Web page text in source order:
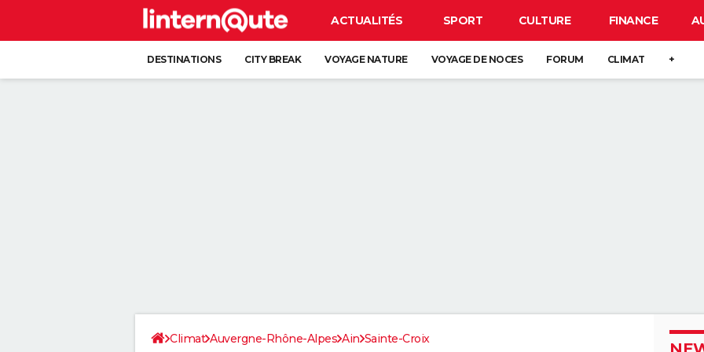
ACTUALITÉS SPORT CULTURE FINANCE
DESTINATIONS CITY BREAK VOYAGE NATURE VOYAGE DE NOCES FORUM CLIMAT +
Climat Auvergne-Rhône-Alpes Ain Sainte-Croix